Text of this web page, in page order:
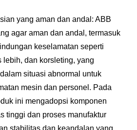
yang aman dan andal: ABB
agar aman dan andal, termasuk
keselamatan seperti
lebih, dan korsleting, yang
situasi abnormal untuk
mesin dan personel. Pada
ini mengadopsi komponen
tinggi dan proses manufaktur
stabilitas dan keandalan yang